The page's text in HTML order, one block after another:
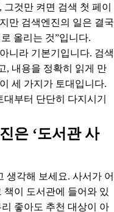
것만 켜면 검색 첫 페이
만 검색엔진의 일은 결국
올리는 것”입니다.
니라 기본기입니다. 검색
, 내용을 정확히 읽게 만
세 가지가 토대입니다.
부터 단단히 다지시기
은 ‘도서관 사
생각해 보세요. 사서가 어
이 도서관에 들어와 있
좋아도 추천 대상이 아